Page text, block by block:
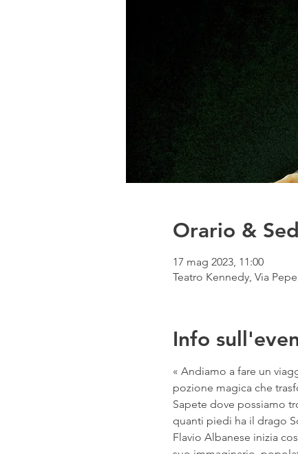
Orario &
17 mag 2023, 11:00
Teatro Kennedy, Via
Info
« Andiamo a fare un
pozione magica che
Sapete dove possiamo
quanti piedi ha il drago
Flavio Albanese inizia